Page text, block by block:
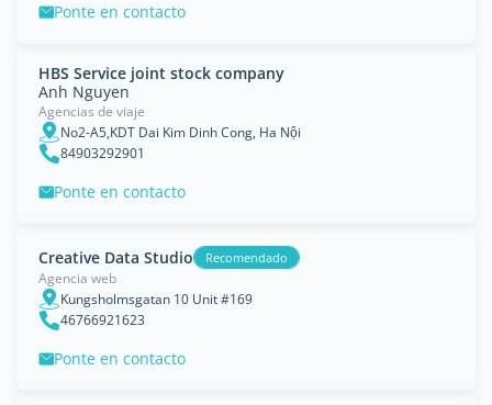
Ponte en contacto
HBS Service joint stock company
Anh Nguyen
Agencias de viaje
No2-A5,KDT Dai Kim Dinh Cong, Ha Nội
84903292901
Ponte en contacto
Creative Data Studio Recomendado
Agencia web
Kungsholmsgatan 10 Unit #169
46766921623
Ponte en contacto